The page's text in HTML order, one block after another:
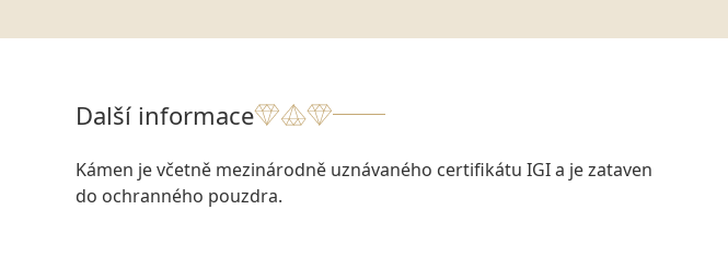
Další informace
Kámen je včetně mezinárodně uznávaného certifikátu IGI a je zataven
do ochranného pouzdra.